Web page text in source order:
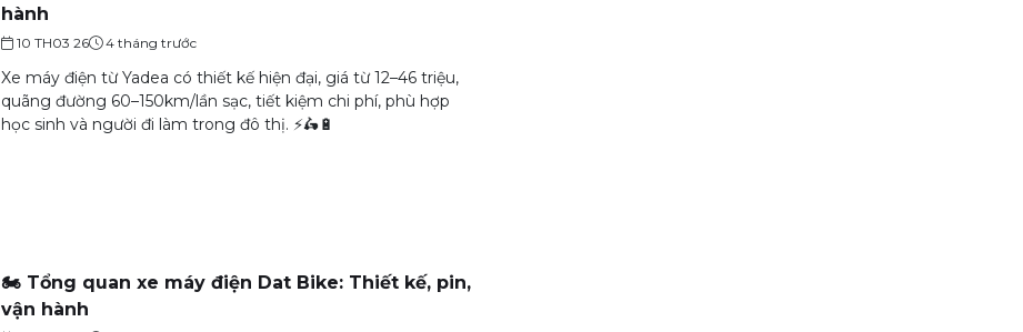
hành
10 TH03 26 4 tháng trước
Xe máy điện từ Yadea có thiết kế hiện đại, giá từ 12–46 triệu,
quãng đường 60–150km/lần sạc, tiết kiệm chi phí, phù hợp
học sinh và người đi làm trong đô thị. ⚡🛵🔋
🏍️ Tổng quan xe máy điện Dat Bike: Thiết kế, pin,
vận hành